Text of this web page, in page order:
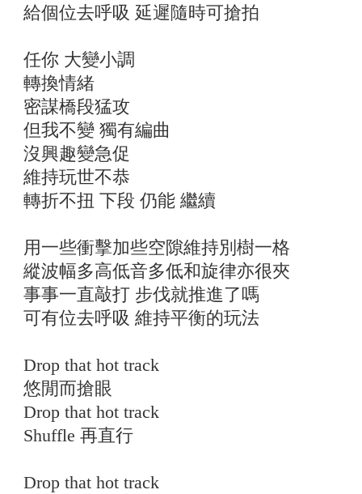
給個位去呼吸 延遲隨時可搶拍
任你 大變小調
轉換情緒
密謀橋段猛攻
但我不變 獨有編曲
沒興趣變急促
維持玩世不恭
轉折不扭 下段 仍能 繼續
用一些衝擊加些空隙維持別樹一格
縱波幅多高低音多低和旋律亦很夾
事事一直敲打 步伐就推進了嗎
可有位去呼吸 維持平衡的玩法
Drop that hot track
悠閒而搶眼
Drop that hot track
Shuffle 再直行
Drop that hot track